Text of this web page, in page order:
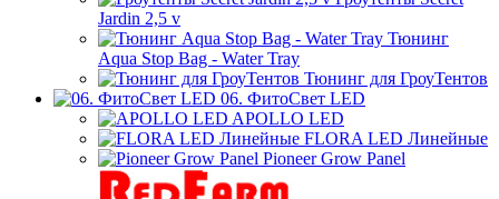
Jardin 2,5 v
Тюнинг
Aqua Stop Bag - Water Tray
Тюнинг для ГроуТентов
06. ФитоСвет LED
APOLLO LED
FLORA LED Линейные
Pioneer Grow Panel